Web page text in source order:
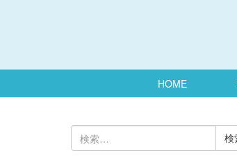
HOME
検
索: